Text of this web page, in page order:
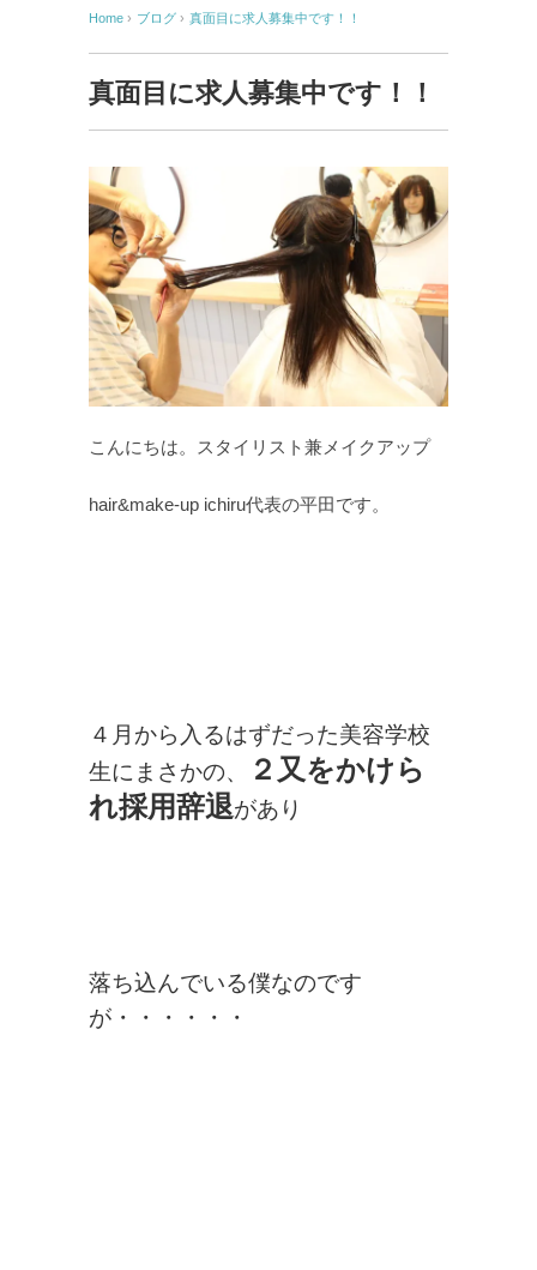
Home › ブログ › 真面目に求人募集中です！！
真面目に求人募集中です！！
こんにちは。スタイリスト兼メイクアップ
hair&make-up ichiru代表の平田です。
４月から入るはずだった美容学校
生にまさかの、
２又をかけら
れ採用辞退があり
落ち込んでいる僕なのです
が・・・・・・